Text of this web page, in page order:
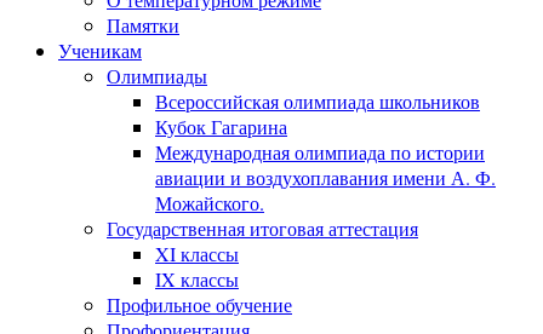
Памятки
Ученикам
Олимпиады
Всероссийская олимпиада школьников
Кубок Гагарина
Международная олимпиада по истории
авиации и воздухоплавания имени А. Ф.
Можайского.
Государственная итоговая аттестация
XI классы
IX классы
Профильное обучение